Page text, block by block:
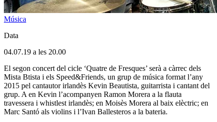
Música
Data
04.07.19 a les 20.00
El segon concert del cicle ‘Quatre de Fresques’ serà a càrrec dels
Mista Btista i els Speed&Friends, un grup de música format l’any
2015 pel cantautor irlandès Kevin Beautista, guitarrista i cantant del
grup. A en Kevin l’acompanyen Ramon Morera a la flauta
travessera i whistlest irlandès; en Moisès Morera al baix elèctric; en
Marc Santó als violins i l’Ivan Ballesteros a la bateria.